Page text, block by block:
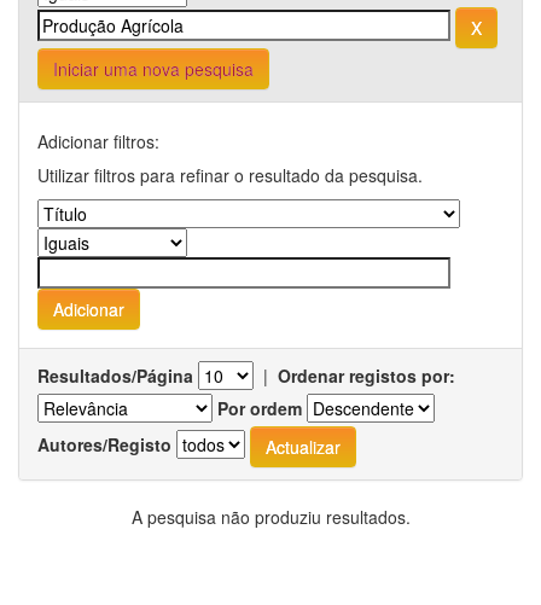
Iniciar uma nova pesquisa
Adicionar filtros:
Utilizar filtros para refinar o resultado da pesquisa.
Resultados/Página | Ordenar registos por:
Por ordem
Autores/Registo
A pesquisa não produziu resultados.